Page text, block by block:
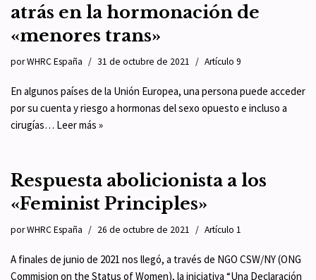
atrás en la hormonación de
«menores trans»
porWHRC España 31 de octubre de 2021 Artículo 9
En algunos países de la Unión Europea, una persona puede acceder
por su cuenta y riesgo a hormonas del sexo opuesto e incluso a
cirugías… Leer más »
Respuesta abolicionista a los
«Feminist Principles»
porWHRC España 26 de octubre de 2021 Artículo 1
A finales de junio de 2021 nos llegó, a través de NGO CSW/NY (ONG
Commision on the Status of Women), la iniciativa “Una Declaración